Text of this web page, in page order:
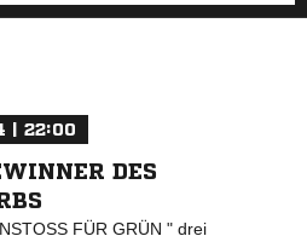
| 22:00
DES
FÜR GRÜN " drei